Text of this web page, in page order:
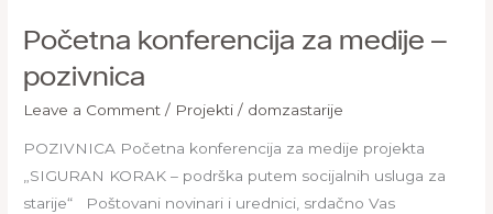
Početna konferencija za medije –
pozivnica
Leave a Comment / Projekti / domzastarije
POZIVNICA Početna konferencija za medije projekta
„SIGURAN KORAK – podrška putem socijalnih usluga za
starije“ Poštovani novinari i urednici, srdačno Vas